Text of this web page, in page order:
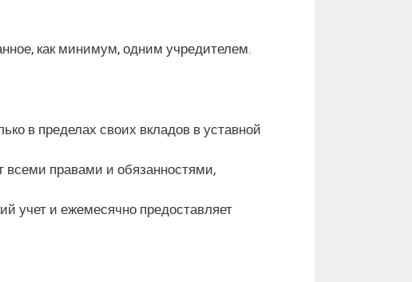
как минимум, одним учредителем.
в пределах своих вкладов в уставной
правами и обязанностями,
учет и ежемесячно предоставляет